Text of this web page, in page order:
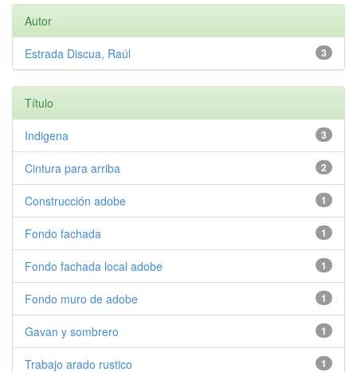
Autor
3
Estrada Discua, Raúl
Título
3
Indigena
2
Cintura para arriba
1
Construcción adobe
1
Fondo fachada
1
Fondo fachada local adobe
1
Fondo muro de adobe
1
Gavan y sombrero
1
Trabajo arado rustico